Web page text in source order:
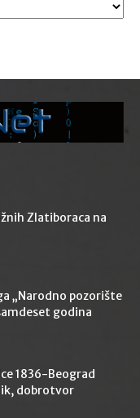
Zlatiboraca na
„Narodno pozorište
godina
1836-Beograd
dobrotvor